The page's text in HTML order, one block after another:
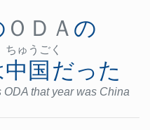
ＯＤＡ の
ちゅ うご く
中国 だった
that year was China